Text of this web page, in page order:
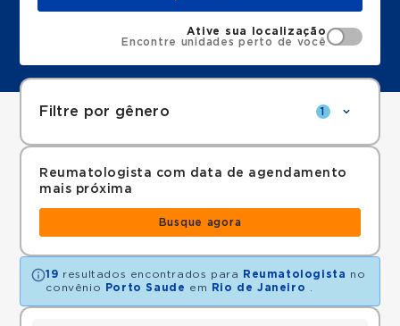
Ative sua localização
Encontre unidades perto de você
Filtre por gênero 1
Reumatologista com data de agendamento
mais próxima
Busque agora
19 resultados encontrados para Reumatologista no
convênio
Porto Saude em Rio de Janeiro